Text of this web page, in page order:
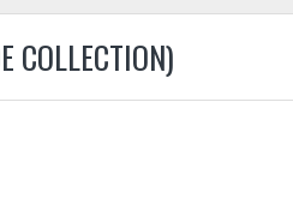
COLLECTION)